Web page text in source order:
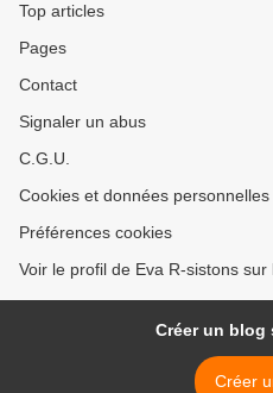
Top articles
Pages
Contact
Signaler un abus
C.G.U.
Cookies et données personnelles
Préférences cookies
Voir le profil de Eva R-sistons
Créer un blog
Créer